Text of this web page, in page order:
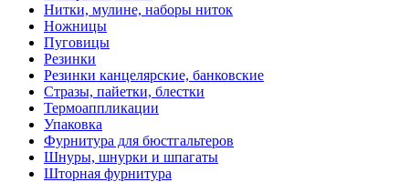
Нитки, мулине, наборы ниток
Ножницы
Пуговицы
Резинки
Резинки канцелярские, банковские
Стразы, пайетки, блестки
Термоаппликации
Упаковка
Фурнитура для бюстгальтеров
Шнуры, шнурки и шпагаты
Шторная фурнитура